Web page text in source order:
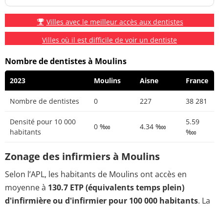
Villes avec le meilleur accès aux dentistes
Villes où il est difficile de voir un dentiste
Nombre de dentistes à Moulins
2023 Moulins Aisne France
Nombre de dentistes 0 227 38 281
Densité pour 10 000
habitants
0 ‱ 4.34 ‱
5.59
‱
Zonage des infirmiers à Moulins
Selon l’APL, les habitants de Moulins ont accès en
moyenne à 130.7 ETP (équivalents temps plein)
d'infirmière ou d'infirmier pour 100 000 habitants. La